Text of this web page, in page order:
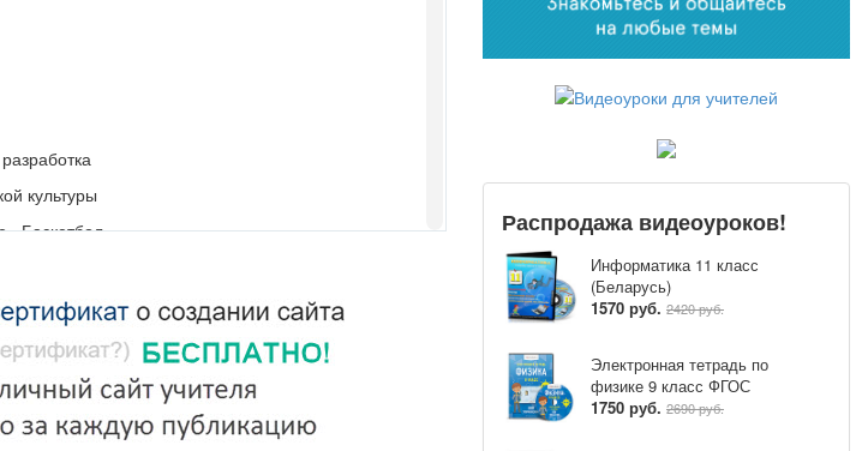
культуры
«Баскетбол»
Распродажа видеоуроков!
Информатика 11 класс
(Беларусь)
1570 руб. 2420 руб.
Электронная тетрадь по
физике 9 класс ФГОС
1750 руб. 2690 руб.